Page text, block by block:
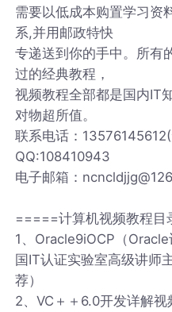
需要以低成本购置学习资
系,并用邮政特快
专递送到你的手中。所有
过的经典教程，
视频教程全部都是国内IT
对物超所值。
联系电话：
QQ:108410943
电子邮箱：
=====计算机视频教程目
1、Oracle9iOCP（
国IT认证实验室高级讲师
荐）
2、VC＋＋6.0开发详解